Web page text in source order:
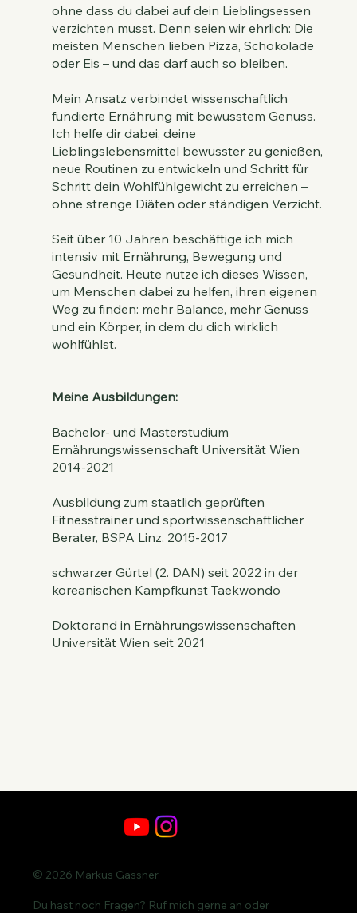
ohne dass du dabei auf dein Lieblingsessen
verzichten musst. Denn seien wir ehrlich: Die
meisten Menschen lieben Pizza, Schokolade
oder Eis – und das darf auch so bleiben.
Mein Ansatz verbindet wissenschaftlich
fundierte Ernährung mit bewusstem Genuss.
Ich helfe dir dabei, deine
Lieblingslebensmittel bewusster zu genießen,
neue Routinen zu entwickeln und Schritt für
Schritt dein Wohlfühlgewicht zu erreichen –
ohne strenge Diäten oder ständigen Verzicht.
Seit über 10 Jahren beschäftige ich mich
intensiv mit Ernährung, Bewegung und
Gesundheit. Heute nutze ich dieses Wissen,
um Menschen dabei zu helfen, ihren eigenen
Weg zu finden: mehr Balance, mehr Genuss
und ein Körper, in dem du dich wirklich
wohlfühlst.
Meine Ausbildungen:
Bachelor- und Masterstudium
Ernährungswissenschaft Universität Wien
2014-2021
Ausbildung zum staatlich geprüften
Fitnesstrainer und sportwissenschaftlicher
Berater, BSPA Linz, 2015-2017
schwarzer Gürtel (2. DAN) seit 2022 in der
koreanischen Kampfkunst Taekwondo
Doktorand in Ernährungswissenschaften
Universität Wien seit 2021
© 2026 Markus Gassner
Du hast noch Fragen? Ruf mich gerne an oder